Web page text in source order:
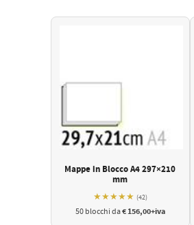
Mappe in Blocco A4 297×210
mm
★★★★★ (42)
50 blocchi da€ 156,00+iva